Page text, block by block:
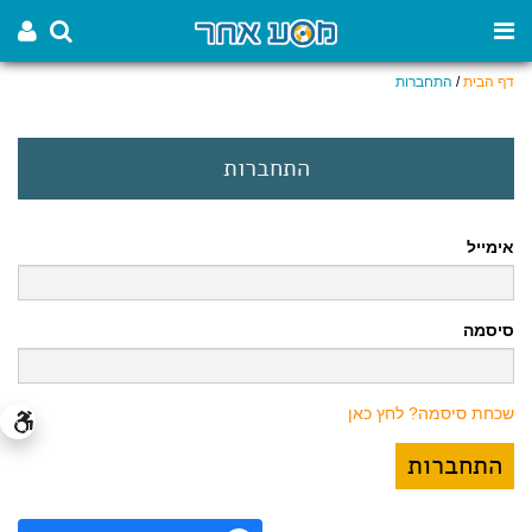
דף הבית/ התחברות
התחברות
אימייל
סיסמה
שכחת סיסמה? לחץ כאן